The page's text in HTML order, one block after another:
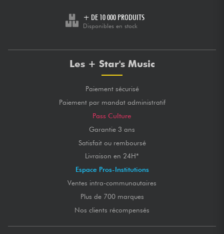
+ DE 10 000 PRODUITS
Disponibles en stock
Les + Star's Music
Paiement sécurisé
Paiement par mandat administratif
Pass Culture
Garantie 3 ans
Satisfait ou remboursé
Livraison en 24H*
Espace Pros-Institutions
Ventes intra-communautaires
Plus de 700 marques
Nos clients récompensés